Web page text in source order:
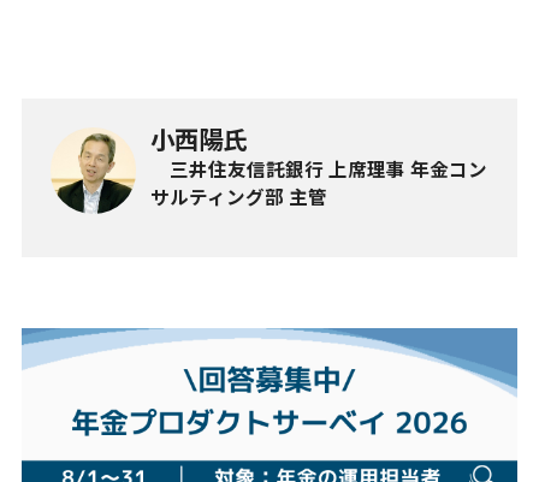
小西陽氏
三井住友信託銀行 上席理事 年金コン
サルティング部 主管